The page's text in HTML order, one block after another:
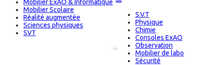
S.V.T
Physique
Chimie
Consoles ExAO
Observation
Mobilier de labo
Sécurité
Mobilier ExAO & Informatique
Mobilier Scolaire
Réalité augmentée
Sciences physiques
SVT